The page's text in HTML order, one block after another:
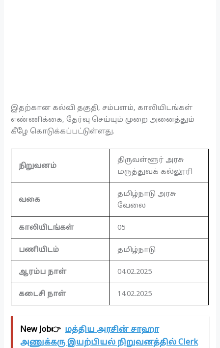
இதற்கான கல்வி தகுதி, சம்பளம், காலியிடங்கள்
எண்ணிக்கை, தேர்வு செய்யும் முறை அனைத்தும்
கீழே கொடுக்கப்பட்டுள்ளது.
நிறுவனம்
திருவள்ளூர் அரசு
மருத்துவக் கல்லூரி
வகை
தமிழ்நாடு அரசு
வேலை
காலியிடங்கள் 05
பணியிடம் தமிழ்நாடு
ஆரம்ப நாள் 04.02.2025
கடைசி நாள் 14.02.2025
New Job👉 மத்திய அரசின் சாஹா
அணுக்கரு இயற்பியல் நிறுவனத்தில் Clerk